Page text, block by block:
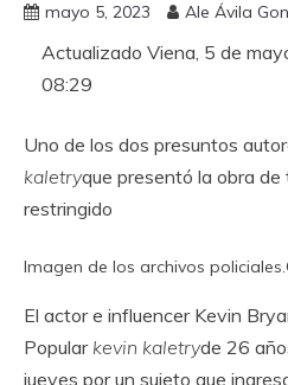
mayo 5, 2023 Ale Ávila
Actualizado Viena, 5 de
08:29
Uno de los dos presuntos
kaletryque presentó la obra de
restringido
Imagen de los archivos policiales.
El actor e influencer Kevin
Popular kevin kaletryde 26
jueves por un sujeto que